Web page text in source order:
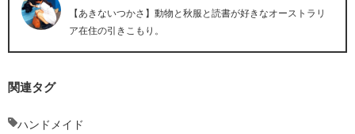
【あきないつかさ】動物と秋服と読書が好きなオーストラリ
ア在住の引きこもり。
関連タグ
ハンドメイド